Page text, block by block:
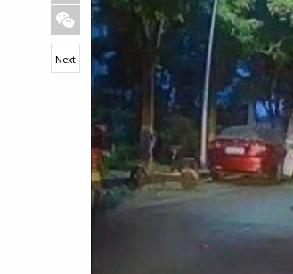
Next